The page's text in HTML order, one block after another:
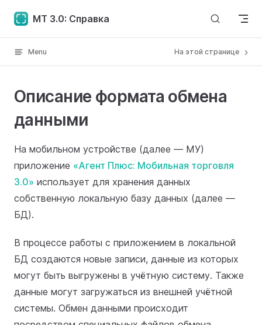
Skip to content
MT 3.0: Справка
Menu На этой странице
Описание формата обмена
данными
На мобильном устройстве (далее — МУ)
приложение «Агент Плюс: Мобильная торговля
3.0» использует для хранения данных
собственную локальную базу данных (далее —
БД).
В процессе работы с приложением в локальной
БД создаются новые записи, данные из которых
могут быть выгружены в учётную систему. Также
данные могут загружаться из внешней учётной
системы. Обмен данными происходит